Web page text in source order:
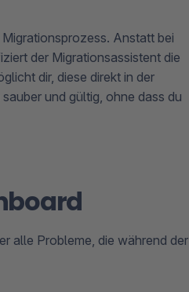
Migrationsprozess. Anstatt bei
der Migrationsassistent die
dir, diese direkt in der
und gültig, ohne dass du
alle Probleme, die während der